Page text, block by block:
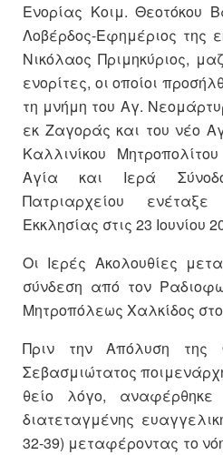
Ενορίας Κοιμ. Θεοτόκου
Λοβέρδος-Εφημέριος της
Νικόλαος Πριμηκύριος,
ενορίτες, οι οποίοι
τη μνήμη του Αγ.
εκ Ζαγοράς και του νέο
Καλλινίκου
Αγία και Ιερά
Πατριαρχείου
Εκκλησίας στις 23 Ιουνίου
Οι Ιερές Ακολουθίες
σύνδεση από τον
Μητροπόλεως Χαλκίδος
Πριν την Απόλυση της
Σεβασμιώτατος
θείο λόγο, αναφέρθηκε
διατεταγμένης
32-39) μεταφέροντας το